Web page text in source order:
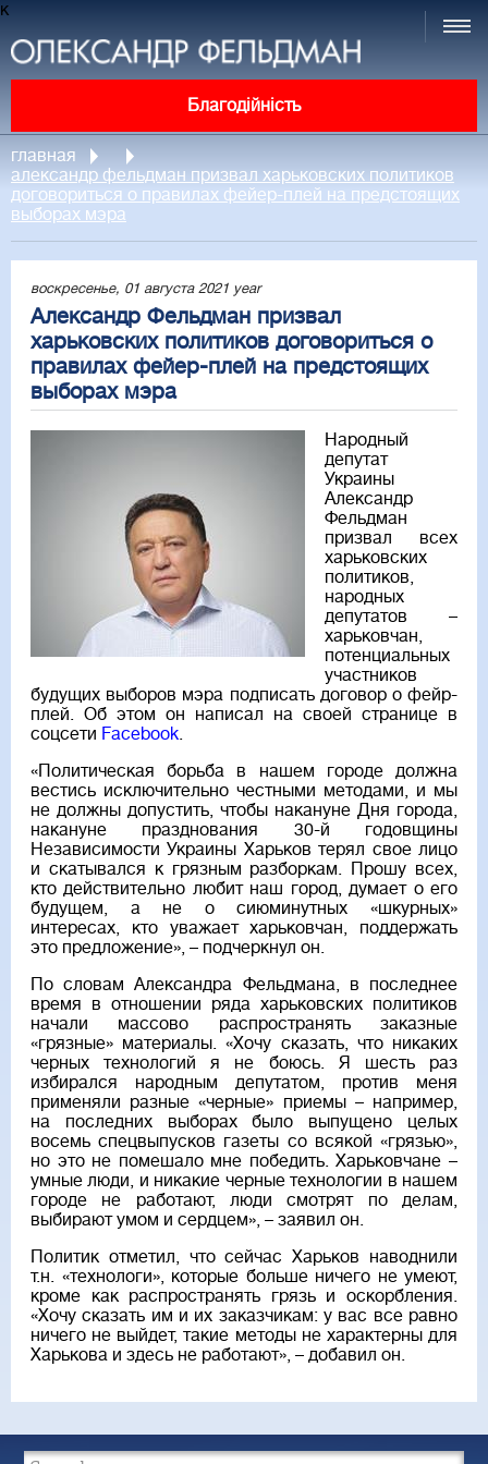
к
Благодійність
главная
александр фельдман призвал харьковских политиков
договориться о правилах фейер-плей на предстоящих
выборах мэра
воскресенье, 01 августа 2021 year
Александр Фельдман призвал
харьковских политиков договориться о
правилах фейер-плей на предстоящих
выборах мэра
Народный
депутат
Украины
Александр
Фельдман
призвал всех
харьковских
политиков,
народных
депутатов –
харьковчан,
потенциальных
участников
будущих выборов мэра подписать договор о фейр-
плей. Об этом он написал на своей странице в
соцсети Facebook.
«Политическая борьба в нашем городе должна
вестись исключительно честными методами, и мы
не должны допустить, чтобы накануне Дня города,
накануне празднования 30-й годовщины
Независимости Украины Харьков терял свое лицо
и скатывался к грязным разборкам. Прошу всех,
кто действительно любит наш город, думает о его
будущем, а не о сиюминутных «шкурных»
интересах, кто уважает харьковчан, поддержать
это предложение», – подчеркнул он.
По словам Александра Фельдмана, в последнее
время в отношении ряда харьковских политиков
начали массово распространять заказные
«грязные» материалы. «Хочу сказать, что никаких
черных технологий я не боюсь. Я шесть раз
избирался народным депутатом, против меня
применяли разные «черные» приемы – например,
на последних выборах было выпущено целых
восемь спецвыпусков газеты со всякой «грязью»,
но это не помешало мне победить. Харьковчане –
умные люди, и никакие черные технологии в нашем
городе не работают, люди смотрят по делам,
выбирают умом и сердцем», – заявил он.
Политик отметил, что сейчас Харьков наводнили
т.н. «технологи», которые больше ничего не умеют,
кроме как распространять грязь и оскорбления.
«Хочу сказать им и их заказчикам: у вас все равно
ничего не выйдет, такие методы не характерны для
Харькова и здесь не работают», – добавил он.